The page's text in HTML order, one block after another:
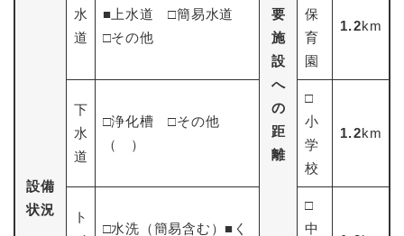
要
施
設
へ
の
距
離
設備
状況
水
道
■上水道 □簡易水道
□その他
保
育
園
1.2km
下
水
道
□浄化槽 □その他
（ ）
□
小
学
校
1.2km
ト
□水洗（簡易含む）■く
□
中